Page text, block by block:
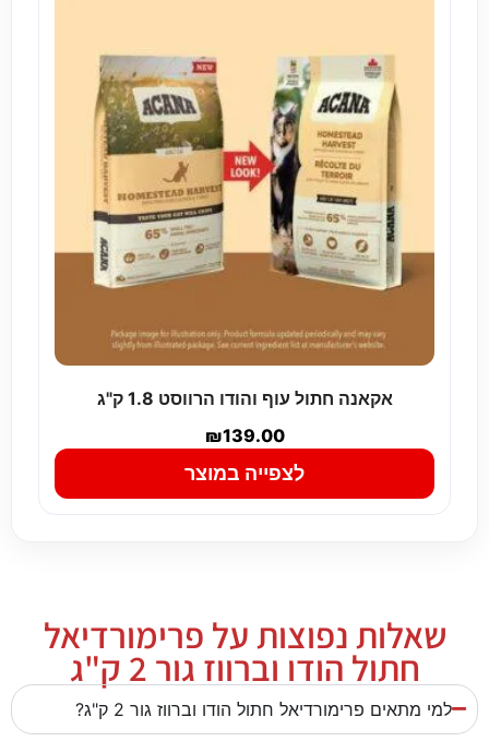
אקאנה חתול עוף והודו הרווסט 1.8 ק"ג
₪139.00
לצפייה במוצר
שאלות נפוצות על פרימורדיאל
חתול הודו וברווז גור 2 ק"ג
למי מתאים פרימורדיאל חתול הודו וברווז גור 2 ק"ג?